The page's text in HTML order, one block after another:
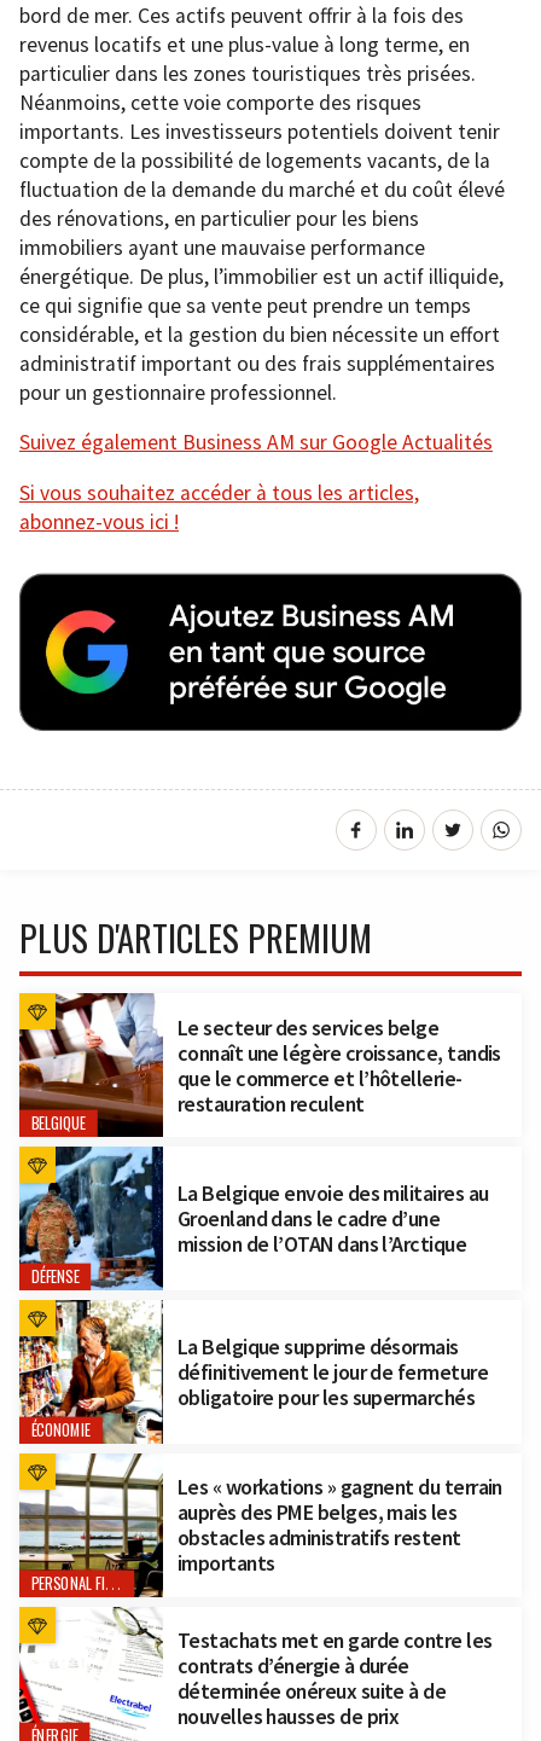
bord de mer. Ces actifs peuvent offrir à la fois des
revenus locatifs et une plus-value à long terme, en
particulier dans les zones touristiques très prisées.
Néanmoins, cette voie comporte des risques
importants. Les investisseurs potentiels doivent tenir
compte de la possibilité de logements vacants, de la
fluctuation de la demande du marché et du coût élevé
des rénovations, en particulier pour les biens
immobiliers ayant une mauvaise performance
énergétique. De plus, l’immobilier est un actif illiquide,
ce qui signifie que sa vente peut prendre un temps
considérable, et la gestion du bien nécessite un effort
administratif important ou des frais supplémentaires
pour un gestionnaire professionnel.
Suivez également Business AM sur Google Actualités
Si vous souhaitez accéder à tous les articles,
abonnez-vous ici !
PLUS D'ARTICLES PREMIUM
BELGIQUE
Le secteur des services belge
connaît une légère croissance, tandis
que le commerce et l’hôtellerie-
restauration reculent
DÉFENSE
La Belgique envoie des militaires au
Groenland dans le cadre d’une
mission de l’OTAN dans l’Arctique
ÉCONOMIE
La Belgique supprime désormais
définitivement le jour de fermeture
obligatoire pour les supermarchés
PERSONAL FINANCE
Les « workations » gagnent du terrain
auprès des PME belges, mais les
obstacles administratifs restent
importants
Testachats met en garde contre les
contrats d’énergie à durée
déterminée onéreux suite à de
nouvelles hausses de prix